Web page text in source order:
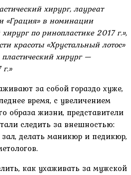
хирург, лауреат
«Грация» в номинации
по ринопластике 2017 г.»,
красоты «Хрустальный лотос»
хирург —
за собой гораздо хуже,
время, с увеличением
образа жизни, представители
следить за внешностью:
делать маникюр и педикюр,
как ухаживать за мужской